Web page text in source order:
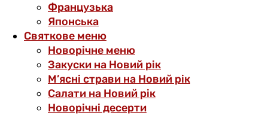
Французька
Японська
Святкове меню
Новорічне меню
Закуски на Новий рік
М’ясні страви на Новий рік
Салати на Новий рік
Новорічні десерти